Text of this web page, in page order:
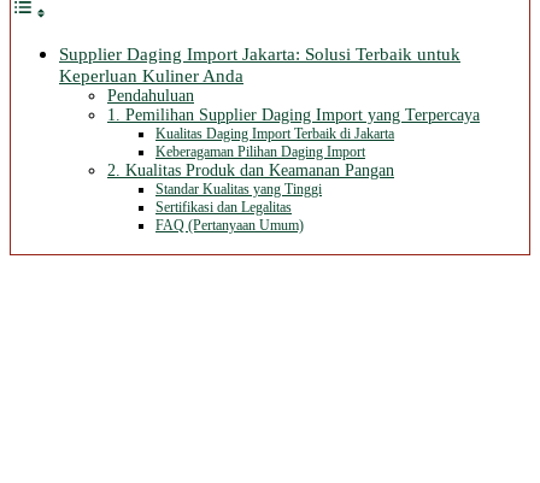
Supplier Daging Import Jakarta: Solusi Terbaik untuk
Keperluan Kuliner Anda
Pendahuluan
1. Pemilihan Supplier Daging Import yang Terpercaya
Kualitas Daging Import Terbaik di Jakarta
Keberagaman Pilihan Daging Import
2. Kualitas Produk dan Keamanan Pangan
Standar Kualitas yang Tinggi
Sertifikasi dan Legalitas
FAQ (Pertanyaan Umum)